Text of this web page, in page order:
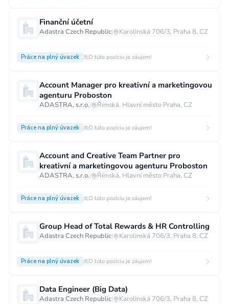
Finanční účetní
Adastra Czech Republic| Karolinská 706/3, Praha 8, CZ
Práce na plný úvazek O túto pozíciu je záujem!
Account Manager pro kreativní a marketingovou
agenturu Proboston
ADASTRA, s.r.o.| Římská, Hlavní město Praha, CZ
Práce na plný úvazek O túto pozíciu je záujem!
Account and Creative Team Partner pro
kreativní a marketingovou agenturu Proboston
ADASTRA, s.r.o.| Římská, Hlavní město Praha, CZ
Práce na plný úvazek O túto pozíciu je záujem!
Group Head of Total Rewards & HR Controlling
Adastra Czech Republic| Karolinská 706/3, Praha 8, CZ
Práce na plný úvazek O túto pozíciu je záujem!
Data Engineer (Big Data)
Adastra Czech Republic| Karolinská 706/3, Praha 8, CZ
Práce na plný úvazek
Práce na zkrácený úvazek
Krátkodobá práce
Vzdělání
Vzdělání není podstatné
Základní
Odborné vyučení bez maturity
Vyšší odborné
Bakalářské
Vysokoškolské / universitní
MBA, MBT, postgraduální studium